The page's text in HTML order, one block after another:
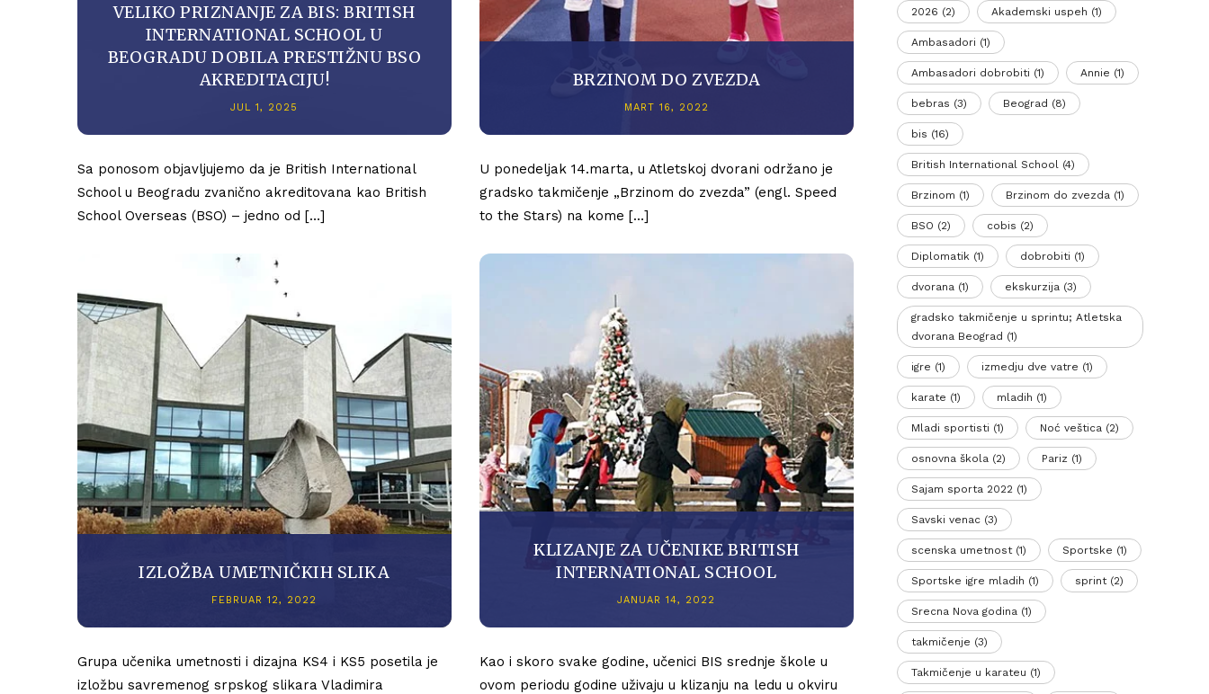
VELIKO PRIZNANJE ZA BIS: BRITISH
INTERNATIONAL SCHOOL U
BEOGRADU DOBILA PRESTIŽNU BSO
AKREDITACIJU!
JUL 1, 2025
Sa ponosom objavljujemo da je British International
School u Beogradu zvanično akreditovana kao British
School Overseas (BSO) – jedno od […]
BRZINOM DO ZVEZDA
MART 16, 2022
U ponedeljak 14.marta, u Atletskoj dvorani održano je
gradsko takmičenje „Brzinom do zvezda” (engl. Speed
to the Stars) na kome […]
IZLOŽBA UMETNIČKIH SLIKA
FEBRUAR 12, 2022
Grupa učenika umetnosti i dizajna KS4 i KS5 posetila je
izložbu savremenog srpskog slikara Vladimira
KLIZANJE ZA UČENIKE BRITISH
INTERNATIONAL SCHOOL
JANUAR 14, 2022
Kao i skoro svake godine, učenici BIS srednje škole u
ovom periodu godine uživaju u klizanju na ledu u okviru
2026 (2) Akademski uspeh (1)
Ambasadori (1)
Ambasadori dobrobiti (1) Annie (1)
bebras (3) Beograd (8)
bis (16)
British International School(4)
Brzinom (1) Brzinom do zvezda(1)
BSO (2) cobis (2)
Diplomatik(1) dobrobiti (1)
dvorana(1) ekskurzija(3)
gradsko takmičenje u sprintu; Atletska
dvorana Beograd (1)
igre (1) izmedju dve vatre (1)
karate (1) mladih (1)
Mladi sportisti (1) Noć veštica(2)
osnovna škola(2) Pariz (1)
Sajam sporta 2022(1)
Savski venac(3)
scenska umetnost(1) Sportske (1)
Sportske igre mladih (1) sprint(2)
Srecna Nova godina(1)
takmičenje (3)
Takmičenje u karateu (1)